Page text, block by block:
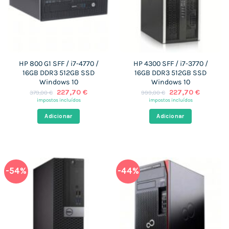
HP 800 G1 SFF / i7-4770 /
16GB DDR3 512GB SSD
Windows 10
379,00€
O
preço
era:
379,00 €.
227,70 €O
impostos incluídos
Adicionar
HP 4300 SFF / i7-3770 /
16GB DDR3 512GB SSD
Windows 10
999,00€
O
preço
era:
999,00 €.
227,70 €O
impostos incluídos
Adicionar
-54% -44%